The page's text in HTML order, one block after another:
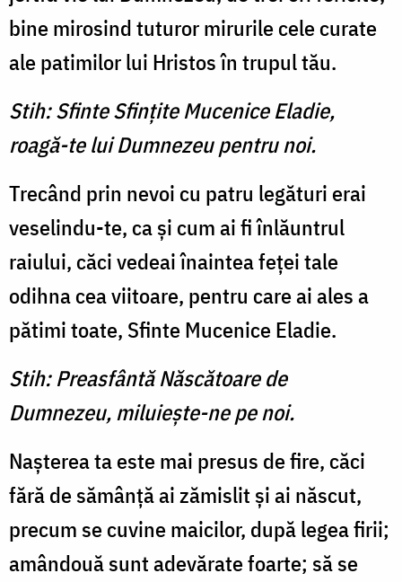
bine mirosind tuturor mirurile cele curate
ale patimilor lui Hristos în trupul tău.
Stih: Sfinte Sfinţite Mucenice Eladie,
roagă-te lui Dumnezeu pentru noi.
Trecând prin nevoi cu patru legături erai
veselindu-te, ca şi cum ai fi înlăuntrul
raiului, căci vedeai înaintea feţei tale
odihna cea viitoare, pentru care ai ales a
pătimi toate, Sfinte Mucenice Eladie.
Stih: Preasfântă Născătoare de
Dumnezeu, miluieşte-ne pe noi.
Naşterea ta este mai presus de fire, căci
fără de sămânţă ai zămislit şi ai născut,
precum se cuvine maicilor, după legea firii;
amândouă sunt adevărate foarte; să se